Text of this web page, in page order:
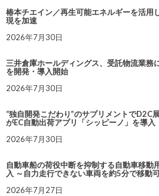
椿本チエイン／再生可能エネルギーを活用
現を加速
2026年7月30日
三井倉庫ホールディングス、受託物流業務
を開発・導入開始
2026年7月30日
“独自開発こだわり”のサプリメントでD2C
がEC自動出荷アプリ「シッピーノ」を導入
2026年7月30日
自動車船の荷役中断を抑制する自動車移動
入 ～自力走行できない車両を約5分で移動
2026年7月27日